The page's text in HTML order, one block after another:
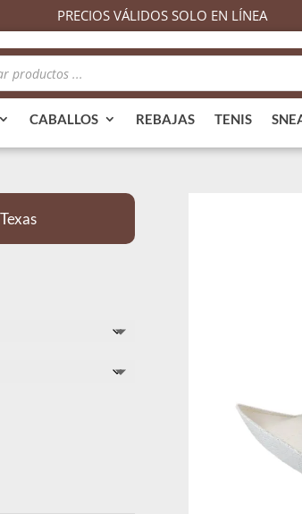
PRECIOS VÁLIDOS SOLO EN LÍNEA
CABALLOS REBAJAS TENIS